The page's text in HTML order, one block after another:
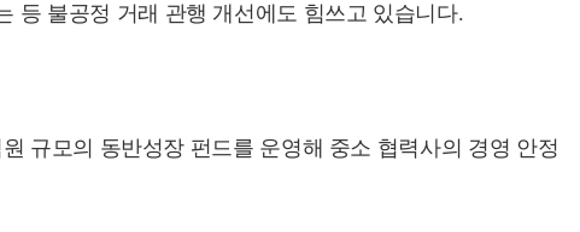
등 불공정 거래 관행 개선에도 힘쓰고 있습니다.
규모의 동반성장 펀드를 운영해 중소 협력사의 경영 안정